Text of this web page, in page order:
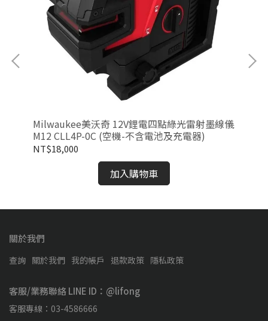
Milwaukee美沃奇 12V鋰電四點綠光雷射墨線儀
M12 CLL4P-0C (空機-不含電池及充電器)
NT$18,000
加入購物車
關於我們
查詢 關於我們 我的帳戶 退款政策 隱私政策
客服/業務聯絡 LINE ID：@lifong
客服專線：03-4586666